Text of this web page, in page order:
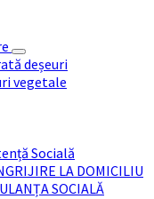
deșeuri
vegetale
Socială
LA DOMICILIU
SOCIALĂ